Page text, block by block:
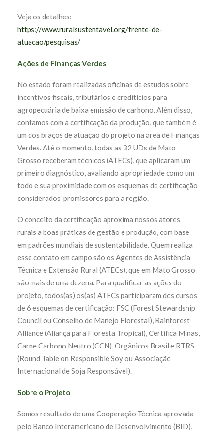
Veja os detalhes:
https://www.ruralsustentavel.org/frente-de-
atuacao/pesquisas/
Ações de Finanças Verdes
No estado foram realizadas oficinas de estudos sobre
incentivos fiscais, tributários e creditícios para
agropecuária de baixa emissão de carbono. Além disso,
contamos com a certificação da produção, que também é
um dos braços de atuação do projeto na área de Finanças
Verdes. Até o momento, todas as 32 UDs de Mato
Grosso receberam técnicos (ATECs), que aplicaram um
primeiro diagnóstico, avaliando a propriedade como um
todo e sua proximidade com os esquemas de certificação
considerados promissores para a região.
O conceito da certificação aproxima nossos atores
rurais a boas práticas de gestão e produção, com base
em padrões mundiais de sustentabilidade. Quem realiza
esse contato em campo são os Agentes de Assistência
Técnica e Extensão Rural (ATECs), que em Mato Grosso
são mais de uma dezena. Para qualificar as ações do
projeto, todos(as) os(as) ATECs participaram dos cursos
de 6 esquemas de certificação: FSC (Forest Stewardship
Council ou Conselho de Manejo Florestal), Rainforest
Alliance (Aliança para Floresta Tropical), Certifica Minas,
Carne Carbono Neutro (CCN), Orgânicos Brasil e RTRS
(Round Table on Responsible Soy ou Associação
Internacional de Soja Responsável).
Sobre o Projeto
Somos resultado de uma Cooperação Técnica aprovada
pelo Banco Interamericano de Desenvolvimento (BID),